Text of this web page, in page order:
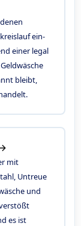
ein-
einer legal
bleibt,
mit
Untreue
und
es ist